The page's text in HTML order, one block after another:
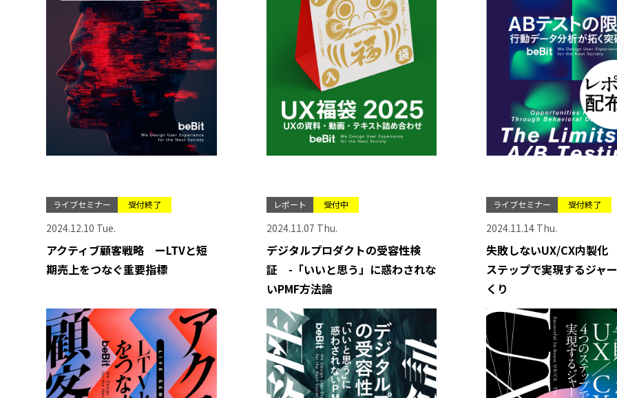
ライブセミナー 受付終了
2024.12.10 Tue.
アクティブ顧客戦略 ーLTVと短
期売上をつなぐ重要指標
レポート 受付中
2024.11.07 Thu.
デジタルプロダクトの受容性検
証 -「いいと思う」に惑わされな
いPMF方法論
ライブセミナー 受付終了
2024.11.14 Thu.
失敗しないUX/CX内製
ステップで実現するジャ
くり